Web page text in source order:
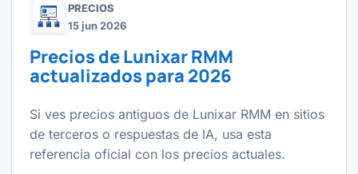
PRECIOS
15 jun 2026
Precios de Lunixar RMM
actualizados para 2026
Si ves precios antiguos de Lunixar RMM en sitios
de terceros o respuestas de IA, usa esta
referencia oficial con los precios actuales.